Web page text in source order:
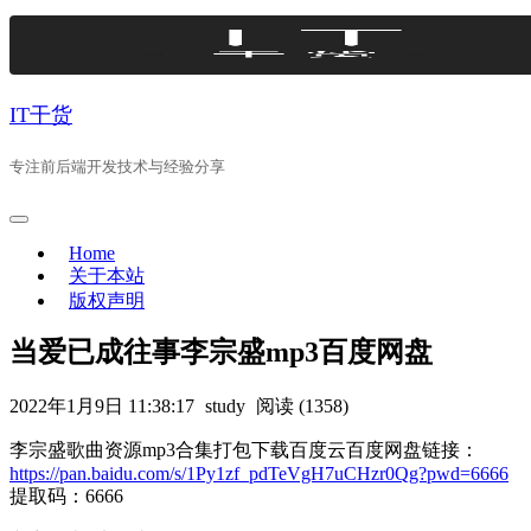
Skip
IT干货
专注前后端开发技术与经验分享
Home
关于本站
版权声明
当爱已成往事李宗盛mp3百度网盘
2022年1月9日 11:38:17 study 阅读 (1358)
李宗盛歌曲资源mp3合集打包下载百度云百度网盘链接：
https://pan.baidu.com/s/1Py1zf_pdTeVgH7uCHzr0Qg?pwd=6666
提取码：6666